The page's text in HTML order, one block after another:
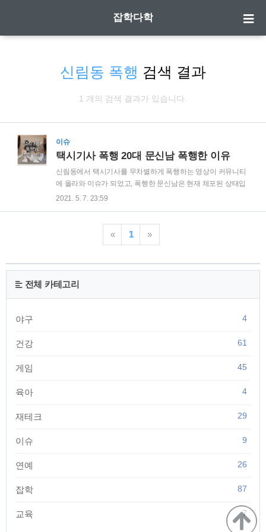
잡학다학
신림동 폭행 검색 결과
1 개의 검색 결과가 있습니다.
이슈
택시기사 폭행 20대 문신남 폭행한 이유
신림동에서 택시기사를 무차별하게 폭행하는 영상이 커뮤니티
에 올라와 이슈가 되었고, 폭행한 문신남은 현재 체포된 상태입
니다. 그런데 도대체 왜 문신남은 택시기사를 폭행한 것일까?
게 무차별적인 폭행을 당하고 있다는 신고가 접수되었고 해당
영상이 공개되어 많은 사람들의 분노를 샀는데요. 폭행한 이유
차했을때 마스크를 착용하지 않아 택시기사는 합법적으로 승차
를 거부한 것이 폭행의 이유라고 합니다. 현재 마스크 착용은 의
무이기 때문에 공공장소 및 대중교통 이용시 마스크 착용을 하
2021. 5. 7. 23:59
« 1 »
전체 카테고리
야구 4
건강 61
게임 45
육아 4
재테크 29
이슈 9
연예 26
잡학 87
교육 7